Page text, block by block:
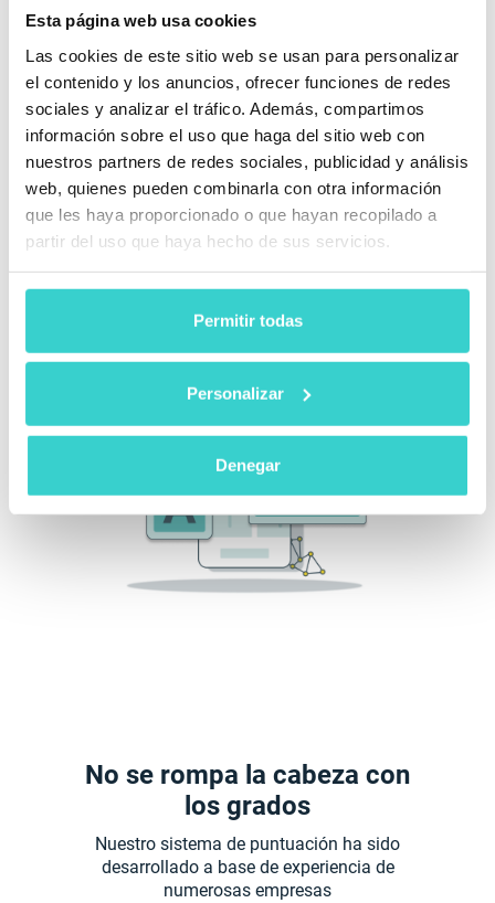
Esta página web usa cookies
Las cookies de este sitio web se usan para personalizar
el contenido y los anuncios, ofrecer funciones de redes
sociales y analizar el tráfico. Además, compartimos
información sobre el uso que haga del sitio web con
nuestros partners de redes sociales, publicidad y análisis
web, quienes pueden combinarla con otra información
que les haya proporcionado o que hayan recopilado a
partir del uso que haya hecho de sus servicios.
Permitir todas
Personalizar
Denegar
Personalice los grados
¿El Grado A en otras compañías es grado
B para usted? Nosotros sabemos como
evitar discrepancias.
NSYS Autograding permite ajustar su
sistema de graduación. ¡ Ahora depende
solo de ti!
No se rompa la cabeza con
los grados
Nuestro sistema de puntuación ha sido
desarrollado a base de experiencia de
numerosas empresas